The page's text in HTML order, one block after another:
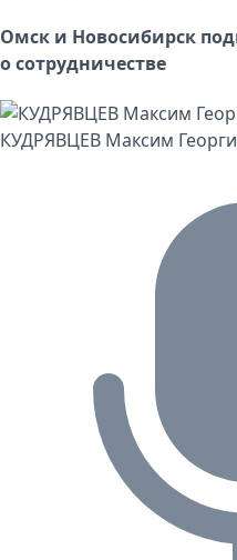
Омск и Новосибирск
о сотрудничестве
КУДРЯВЦЕВ Максим